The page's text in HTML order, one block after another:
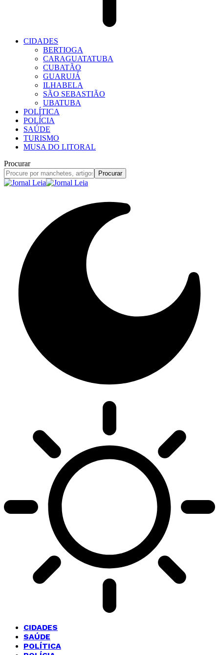
CIDADES
BERTIOGA
CARAGUATATUBA
CUBATÃO
GUARUJÁ
ILHABELA
SÃO SEBASTIÃO
UBATUBA
POLÍTICA
POLÍCIA
SAÚDE
TURISMO
MUSA DO LITORAL
Procurar
CIDADES
SAÚDE
POLÍTICA